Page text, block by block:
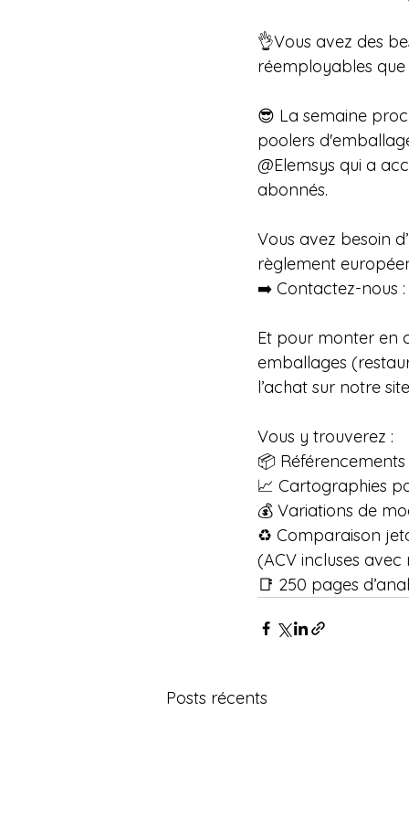
👌Vous avez des
réemployables
😎 La semaine
poolers
@Elemsys qui a
abonnés.
Vous avez besoin
règlement
➡️ Contactez-nous :
Et pour monter en
emballages
l’achat sur notre
Vous y trouverez :
📦
📈 Cartographies
💰 Variations de
♻️ Comparaison
(ACV incluses
📑 250 pages
Posts récents